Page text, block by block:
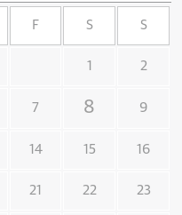
F S S
1 2
7 8 9
14 15 16
21 22 23